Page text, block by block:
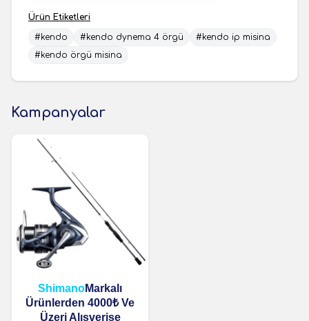
Ürün Etiketleri
#kendo #kendo dynema 4 örgü
#kendo ip misina
#kendo örgü misina
Kampanyalar
ShimanoMarkalı
Ürünlerden 4000₺ Ve
Üzeri Alışverişe